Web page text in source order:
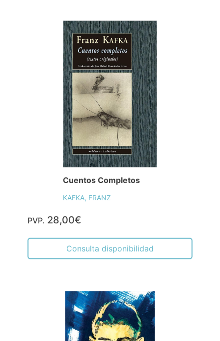
Cuentos Completos
KAFKA, FRANZ
PVP. 28,00€
Consulta disponibilidad